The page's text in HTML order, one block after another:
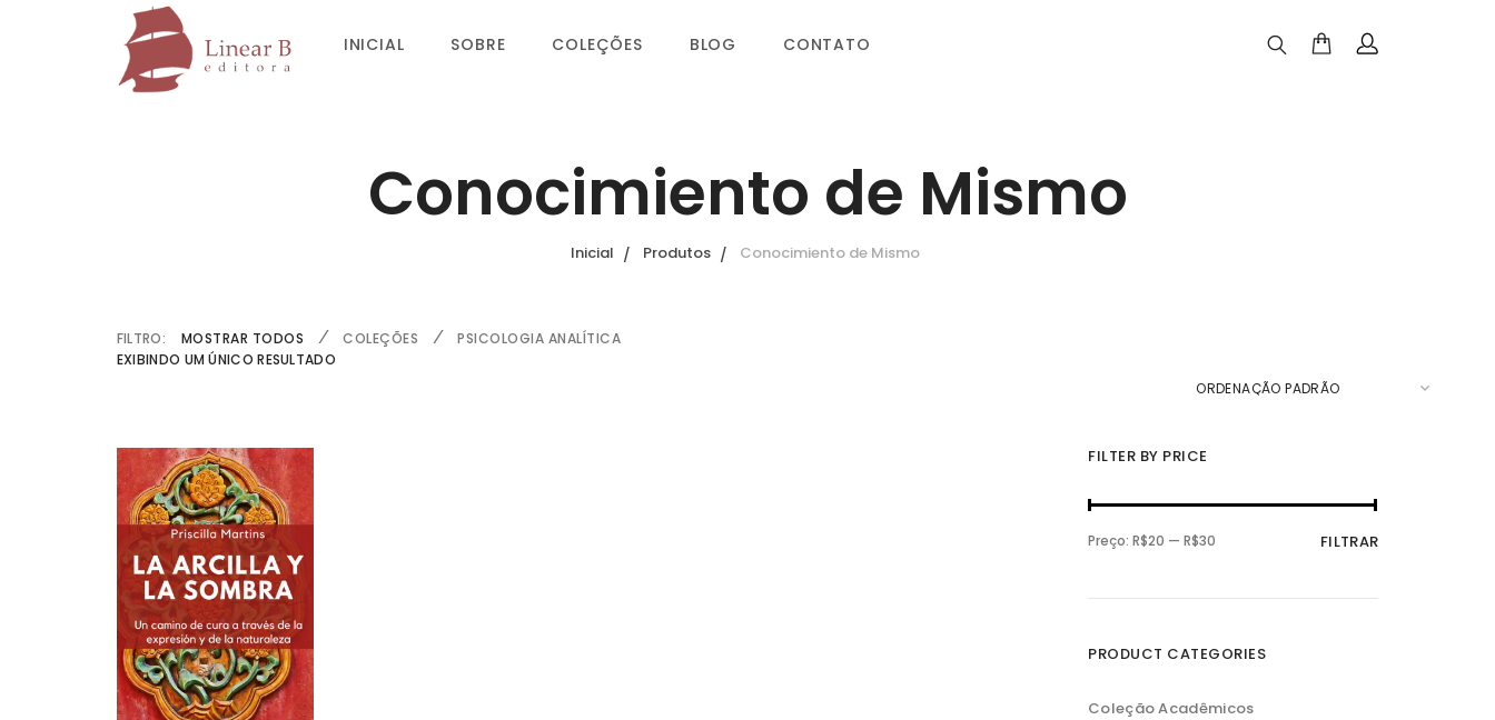
INICIAL SOBRE COLEÇÕES BLOG CONTATO
Conocimiento de Mismo
Inicial Produtos Conocimiento de Mismo
FILTRO: MOSTRAR TODOS COLEÇÕES
PSICOLOGIA ANALÍTICA
EXIBINDO UM ÚNICO RESULTADO
FILTER BY PRICE
P
r
o
n
i
P
r
o
x
i
FILTRAR
Preço:R$20 —R$30
PRODUCT CATEGORIES
Coleção Acadêmicos